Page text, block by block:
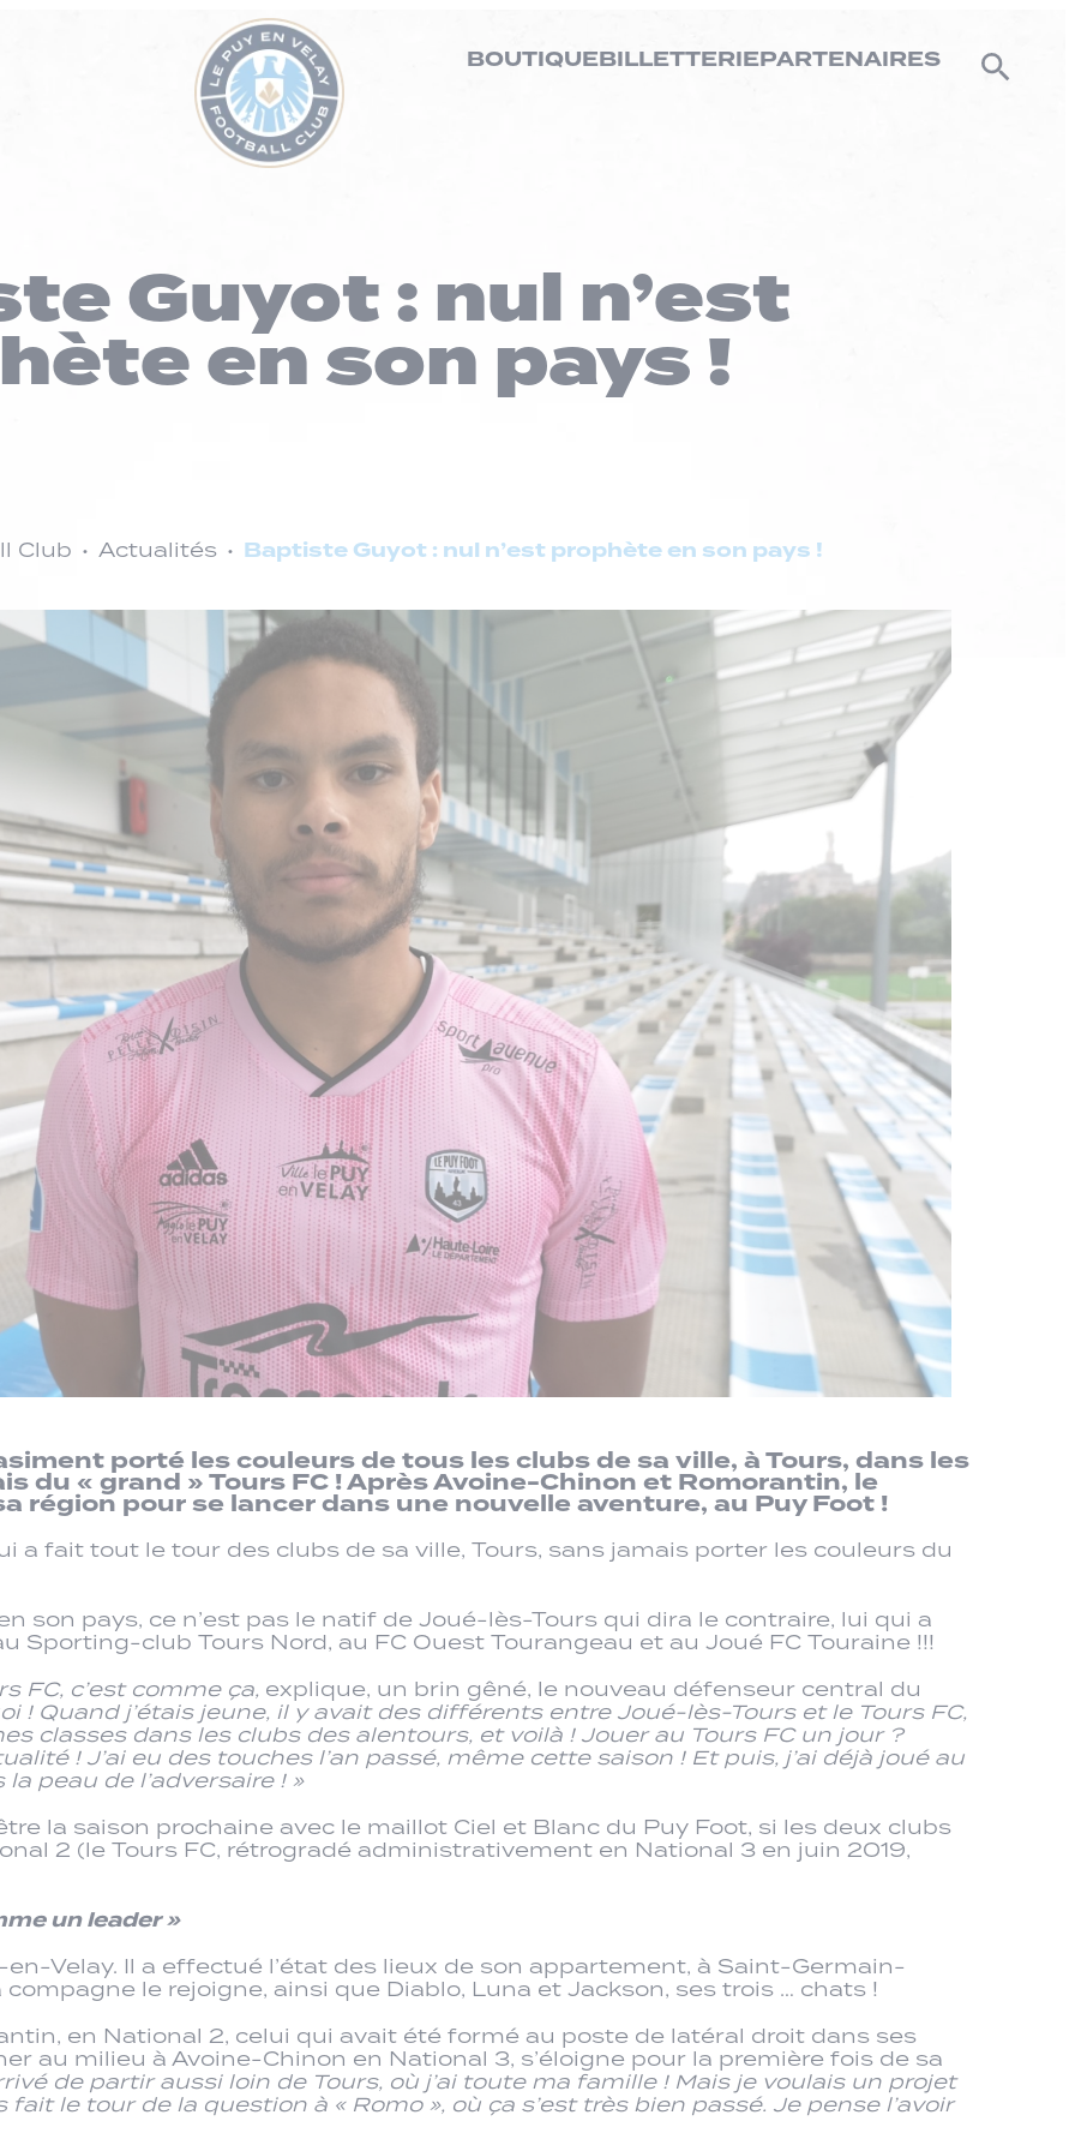
BOUTIQUEBILLETTERIEPARTENAIRES
Guyot : nul n’est
en son pays !
Club Actualités Baptiste Guyot : nul n’est prophète en son pays !
porté les couleurs de tous les clubs de sa ville, à Tours, dans les
du « grand » Tours FC ! Après Avoine-Chinon et Romorantin, le
région pour se lancer dans une nouvelle aventure, au Puy Foot !
a fait tout le tour des clubs de sa ville, Tours, sans jamais porter les couleurs du
son pays, ce n’est pas le natif de Joué-lès-Tours qui dira le contraire, lui qui a
Sporting-club Tours Nord, au FC Ouest Tourangeau et au Joué FC Touraine !!!
FC, c’est comme ça, explique, un brin gêné, le nouveau défenseur central du
! Quand j’étais jeune, il y avait des différents entre Joué-lès-Tours et le Tours FC,
classes dans les clubs des alentours, et voilà ! Jouer au Tours FC un jour ?
! J’ai eu des touches l’an passé, même cette saison ! Et puis, j’ai déjà joué au
peau de l’adversaire ! »
la saison prochaine avec le maillot Ciel et Blanc du Puy Foot, si les deux clubs
2 (le Tours FC, rétrogradé administrativement en National 3 en juin 2019,
un leader »
Velay. Il a effectué l’état des lieux de son appartement, à Saint-Germain-
le rejoigne, ainsi que Diablo, Luna et Jackson, ses trois … chats !
en National 2, celui qui avait été formé au poste de latéral droit dans ses
au milieu à Avoine-Chinon en National 3, s’éloigne pour la première fois de sa
de partir aussi loin de Tours, où j’ai toute ma famille ! Mais je voulais un projet
le tour de la question à « Romo », où ça s’est très bien passé. Je pense l’avoir